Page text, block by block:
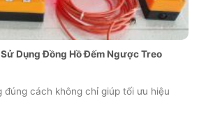
Dụng Đồng Hồ Đếm Ngược Treo
đúng cách không chỉ giúp tối ưu hiệu